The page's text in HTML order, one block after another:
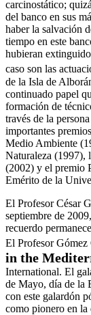
carcinostático;
del banco en sus
haber la salvación
tiempo en este
hubieran
caso son las
de la Isla de
continuado papel
formación de
través de la
importantes
Medio Ambiente
Naturaleza (1997),
(2002) y el premio
Emérito de la
El Profesor César
septiembre de
recuerdo
El Profesor Gómez
in the
International. El
de Mayo, día de la
con este galardón
como pionero en la